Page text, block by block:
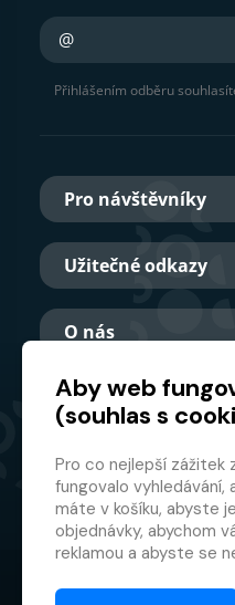
Přihlášením odběru
Pro návštěvníky
Užitečné odkazy
O nás
© 2026 GMF
Aby web
(souhlas s
Pro co nejlepší zážitek
fungovalo vyhledávání,
máte v košíku, abyste
objednávky, abychom
reklamou a abyste se